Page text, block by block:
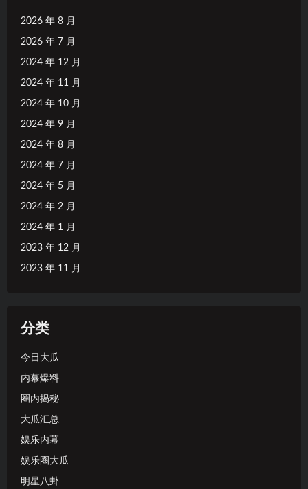
2026 年 8 月
2026 年 7 月
2024 年 12 月
2024 年 11 月
2024 年 10 月
2024 年 9 月
2024 年 8 月
2024 年 7 月
2024 年 5 月
2024 年 2 月
2024 年 1 月
2023 年 12 月
2023 年 11 月
分类
今日大瓜
内幕爆料
圈内揭秘
大瓜汇总
娱乐内幕
娱乐圈大瓜
明星八卦